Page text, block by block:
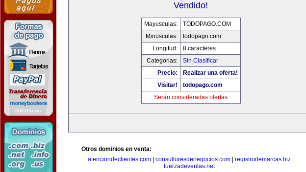
Vendido!
Mayusculas:
TODOPAGO.COM
Minusculas:
todopago.com
Longitud:
8 caracteres
Categorias:
Sin Clasificar
Precio:
Realizar una oferta!
Visitar!
todopago.com
Serán consideradas ofertas
Otros dominios en venta:
atenciondeclientes.com
consultoresdenegocios.com registrodemarcas.biz
fuerzadeventas.net|